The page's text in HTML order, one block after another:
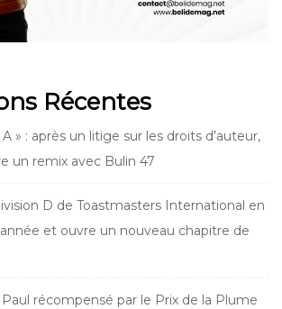
Récentes
A » : après un litige sur les droits d’auteur,
un remix avec Bulin 47
D de Toastmasters International en
et ouvre un nouveau chapitre de
récompensé par le Prix de la Plume